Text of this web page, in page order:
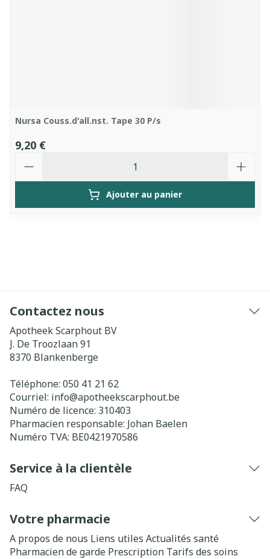
Nursa Couss.d'all.nst. Tape 30 P/s
9,20 €
Ajouter au panier
Contactez nous
Apotheek Scarphout BV
J. De Troozlaan 91
8370 Blankenberge
Téléphone: 050 41 21 62
Courriel: info@apotheekscarphout.be
Numéro de licence: 310403
Pharmacien responsable: Johan Baelen
Numéro TVA: BE0421970586
Service à la clientèle
FAQ
Votre pharmacie
A propos de nous Liens utiles Actualités santé
Pharmacien de garde Prescription Tarifs des soins